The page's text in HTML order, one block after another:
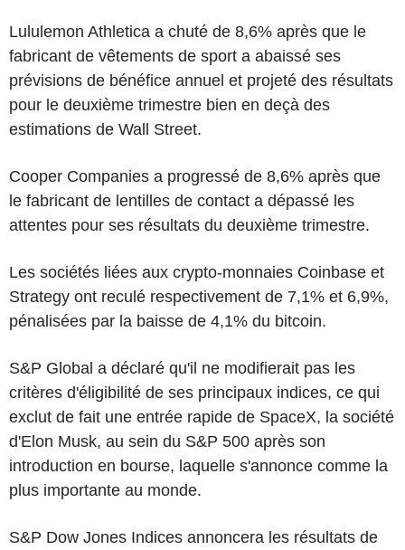
Lululemon Athletica a chuté de 8,6% après que le
fabricant de vêtements de sport a abaissé ses
prévisions de bénéfice annuel et projeté des résultats
pour le deuxième trimestre bien en deçà des
estimations de Wall Street.
Cooper Companies a progressé de 8,6% après que
le fabricant de lentilles de contact a dépassé les
attentes pour ses résultats du deuxième trimestre.
Les sociétés liées aux crypto-monnaies Coinbase et
Strategy ont reculé respectivement de 7,1% et 6,9%,
pénalisées par la baisse de 4,1% du bitcoin.
S&P Global a déclaré qu'il ne modifierait pas les
critères d'éligibilité de ses principaux indices, ce qui
exclut de fait une entrée rapide de SpaceX, la société
d'Elon Musk, au sein du S&P 500 après son
introduction en bourse, laquelle s'annonce comme la
plus importante au monde.
S&P Dow Jones Indices annoncera les résultats de